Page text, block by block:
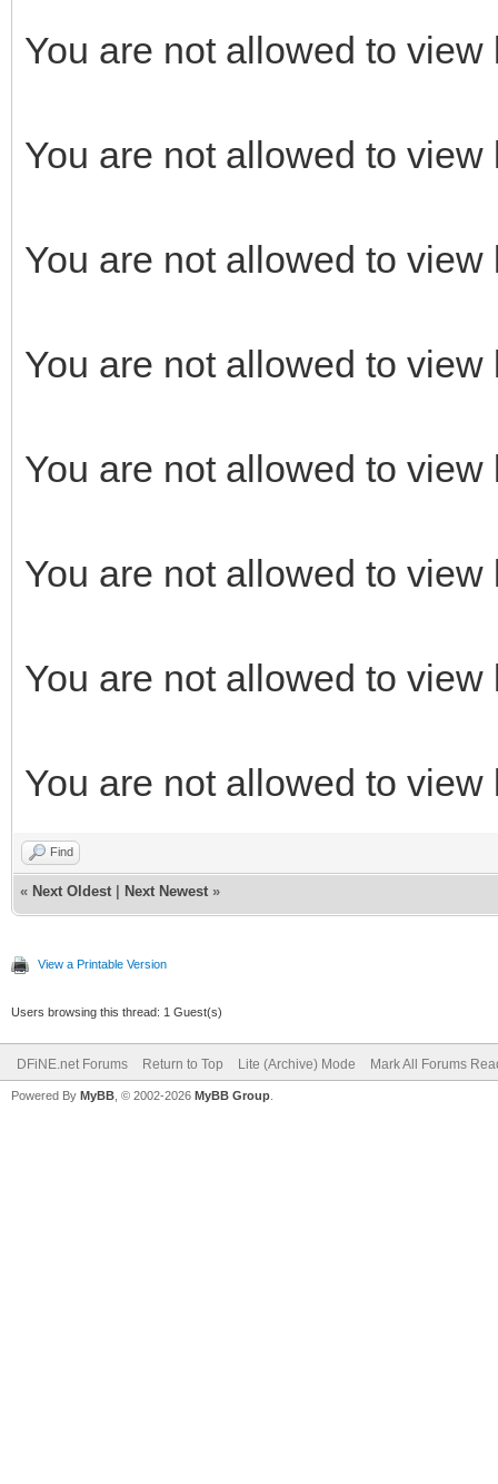
You are not allowed to
You are not allowed to
You are not allowed to
You are not allowed to
You are not allowed to
You are not allowed to
You are not allowed to
You are not allowed to
Find
« Next Oldest Next Newest »
View a Printable Version
Users browsing this thread: 1 Guest(s)
DFiNE.net Forums Return to Top Lite (Archive) Mode Mark All Forums
Powered By MyBB , © 2002-2026 MyBB Group